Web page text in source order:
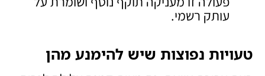
עותק רשמי.
טעויות נפוצות שיש להימנע מהן